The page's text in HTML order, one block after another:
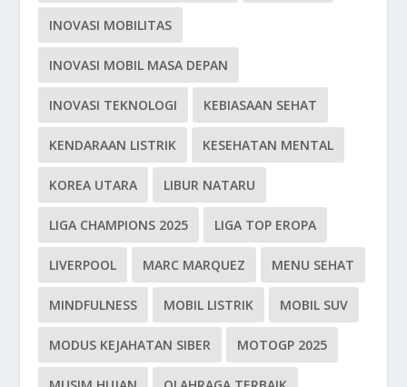
INOVASI MOBILITAS
INOVASI MOBIL MASA DEPAN
INOVASI TEKNOLOGI KEBIASAAN SEHAT
KENDARAAN LISTRIK KESEHATAN MENTAL
KOREA UTARA LIBUR NATARU
LIGA CHAMPIONS 2025 LIGA TOP EROPA
LIVERPOOL MARC MARQUEZ MENU SEHAT
MINDFULNESS MOBIL LISTRIK MOBIL SUV
MODUS KEJAHATAN SIBER MOTOGP 2025